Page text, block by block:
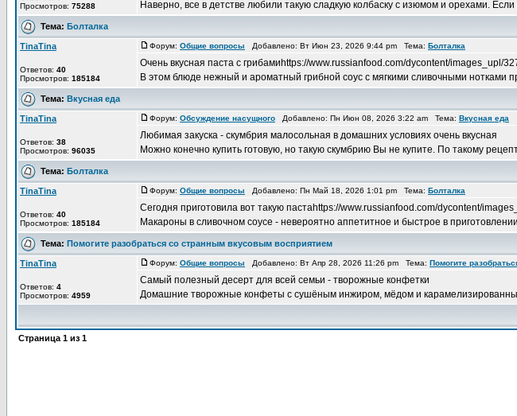
Просмотров: 75288
Наверно, все в детстве любили такую сладкую колбаску с изюмом и орехами. Если
Тема: Болталка
TinaTina
Ответов: 40
Просмотров: 185184
Форум: Общие вопросы Добавлено: Вт Июн 23, 2026 9:44 pm Тема: Болталка
Очень вкусная паста с грибамиhttps://www.russianfood.com/dycontent/images_upl/
В этом блюде нежный и ароматный грибной соус с мягкими сливочными нотками
Тема: Вкусная еда
TinaTina
Ответов: 38
Просмотров: 96035
Форум: Обсуждение насущного Добавлено: Пн Июн 08, 2026 3:22 am Тема: Вкусная еда
Любимая закуска - скумбрия малосольная в домашних условиях очень вкусная
Можно конечно купить готовую, но такую скумбрию Вы не купите. По такому
Тема: Болталка
TinaTina
Ответов: 40
Просмотров: 185184
Форум: Общие вопросы Добавлено: Пн Май 18, 2026 1:01 pm Тема: Болталка
Сегодня приготовила вот такую пастаhttps://www.russianfood.com/dycontent/
Макароны в сливочном соусе - невероятно аппетитное и быстрое в
Тема: Помогите разобраться со странным вкусовым восприятием
TinaTina
Ответов: 4
Просмотров: 4959
Форум: Общие вопросы Добавлено: Вт Апр 28, 2026 11:26 pm Тема: Помогите
Самый полезный десерт для всей семьи - творожные конфетки
Домашние творожные конфеты с сушёным инжиром, мёдом и
Страница 1 из 1